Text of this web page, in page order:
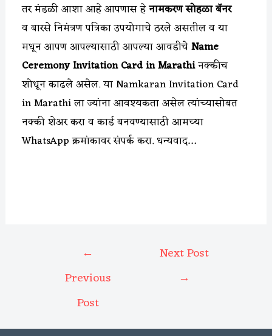
तर मंडळी आशा आहे आपणास हेनामकरण सोहळा बॅनर
व बारसे निमंत्रण पत्रिका उपयोगाचे ठरले असतील व या
मधून आपण आपल्यासाठी आपल्या आवडीचेName
Ceremony Invitation Card in Marathiनक्कीच
शोधून काढले असेल. या Namkaran Invitation Card
in Marathi ला ज्यांना आवश्यकता असेल त्यांच्यासोबत
नक्की शेअर करा व कार्ड बनवण्यासाठी आमच्या
WhatsApp क्रमांकावर संपर्क करा. धन्यवाद…
←
Previous
Post
Next Post
→